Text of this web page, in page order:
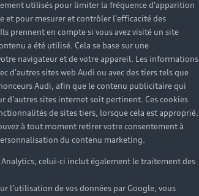
utilisés pour limiter la fréquence d'apparition
et pour mesurer et contrôler l'efficacité des
prennent en compte si vous avez visité un site
a été utilisé. Cela se base sur une
navigateur et de votre appareil. Les informations
d'autres sites web Audi ou avec des tiers tels que
Audi, afin que le contenu publicitaire qui
d'autres sites internet soit pertinent. Ces cookies
de sites tiers, lorsque cela est approprié.
à tout moment retirer votre consentement à
du contenu marketing.
Analytics, celui-ci inclut également le traitement des
l’utilisation de vos données par Google, vous